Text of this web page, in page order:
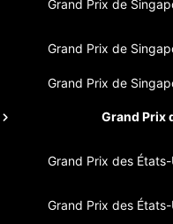
Grand Prix de
Grand Prix de
Grand Prix de
Grand Prix
Grand Prix des
Grand Prix des